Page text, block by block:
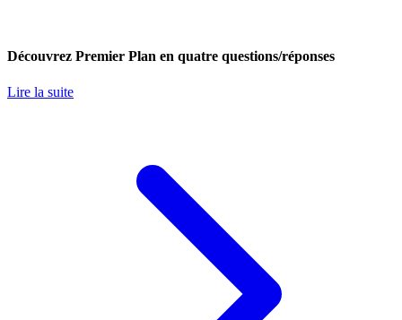
Découvrez Premier Plan en quatre questions/réponses
Lire la suite